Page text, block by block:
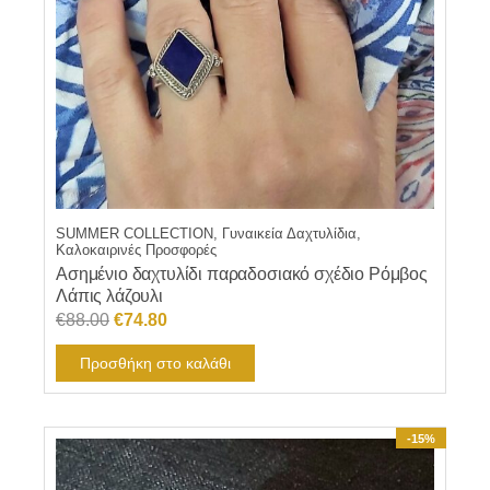
SUMMER COLLECTION, Γυναικεία Δαχτυλίδια,
Καλοκαιρινές Προσφορές
Ασημένιο δαχτυλίδι παραδοσιακό σχέδιο Ρόμβος
Λάπις λάζουλι
€88.00 Original
price
was:
€88.00.
€74.80Η
τρέχουσα
τιμή
είναι:
€74.80.
Προσθήκη στο καλάθι
-15%